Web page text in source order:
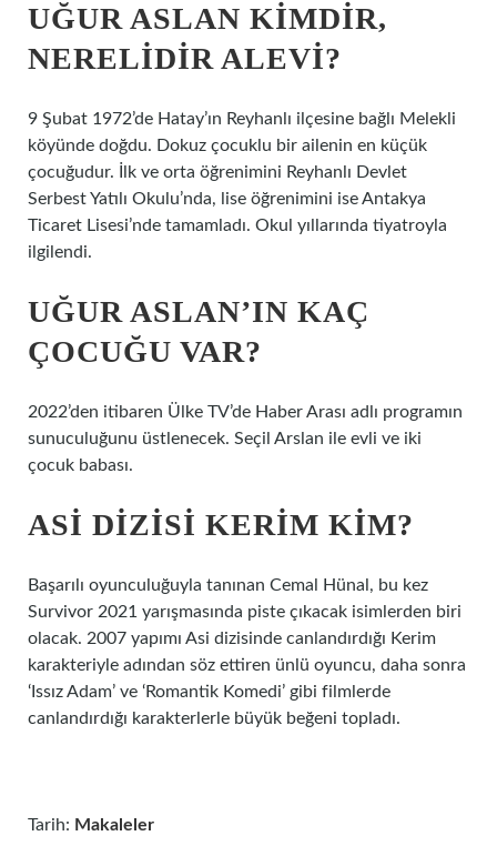
UĞUR ASLAN KIMDIR,
NERELIDIR ALEVI?
9 Şubat 1972’de Hatay’ın Reyhanlı ilçesine bağlı Melekli
köyünde doğdu. Dokuz çocuklu bir ailenin en küçük
çocuğudur. İlk ve orta öğrenimini Reyhanlı Devlet
Serbest Yatılı Okulu’nda, lise öğrenimini ise Antakya
Ticaret Lisesi’nde tamamladı. Okul yıllarında tiyatroyla
ilgilendi.
UĞUR ASLAN’IN KAÇ
ÇOCUĞU VAR?
2022’den itibaren Ülke TV’de Haber Arası adlı programın
sunuculuğunu üstlenecek. Seçil Arslan ile evli ve iki
çocuk babası.
ASI DIZISI KERIM KIM?
Başarılı oyunculuğuyla tanınan Cemal Hünal, bu kez
Survivor 2021 yarışmasında piste çıkacak isimlerden biri
olacak. 2007 yapımı Asi dizisinde canlandırdığı Kerim
karakteriyle adından söz ettiren ünlü oyuncu, daha sonra
‘Issız Adam’ ve ‘Romantik Komedi’ gibi filmlerde
canlandırdığı karakterlerle büyük beğeni topladı.
Tarih: Makaleler